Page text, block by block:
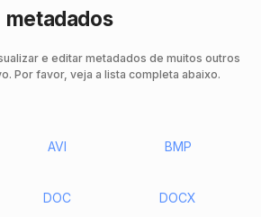
metadados
e editar metadados de muitos outros
Por favor, veja a lista completa abaixo.
AVI BMP
DOC DOCX